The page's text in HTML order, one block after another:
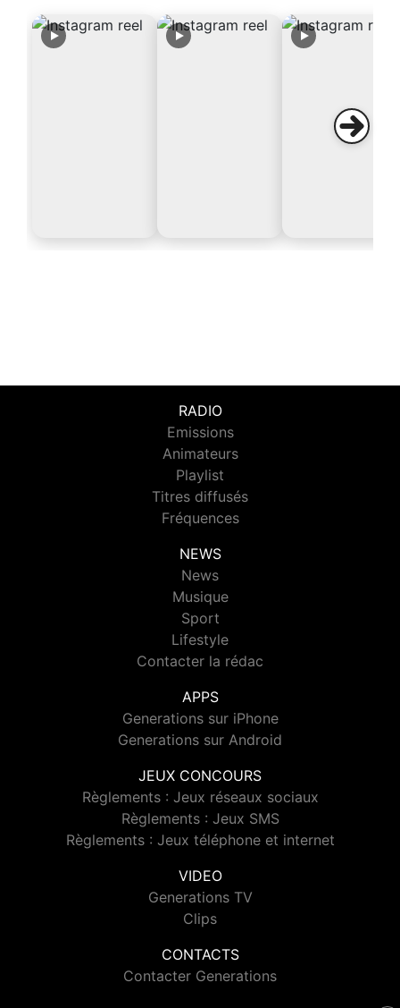
RADIO
Emissions
Animateurs
Playlist
Titres diffusés
Fréquences
NEWS
News
Musique
Sport
Lifestyle
Contacter la rédac
APPS
Generations sur iPhone
Generations sur Android
JEUX CONCOURS
Règlements : Jeux réseaux sociaux
Règlements : Jeux SMS
Règlements : Jeux téléphone et internet
VIDEO
Generations TV
Clips
CONTACTS
Contacter Generations